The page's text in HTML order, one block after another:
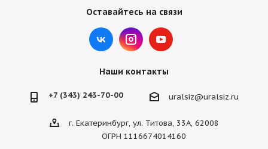
Оставайтесь на связи
Наши контакты
+7 (343) 243-70-00 uralsiz@uralsiz.ru
г. Екатеринбург, ул. Титова, 33А, 62008
ОГРН 1116674014160